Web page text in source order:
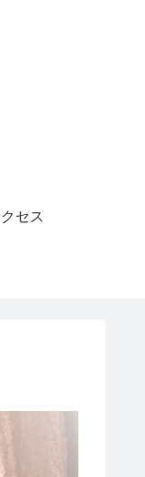
セス